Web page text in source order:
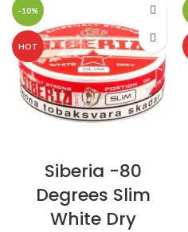
-10%
HOT
Siberia -80
Degrees Slim
White Dry